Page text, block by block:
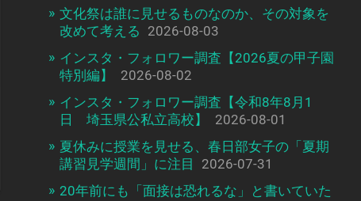
文化祭は誰に見せるものなのか、その対象を
改めて考える 2026-08-03
インスタ・フォロワー調査【2026夏の甲子園
特別編】
2026-08-02
インスタ・フォロワー調査【令和8年8月1
日 埼玉県公私立高校】
2026-08-01
夏休みに授業を見せる、春日部女子の「夏期
講習見学週間」に注目
2026-07-31
20年前にも「面接は恐れるな」と書いていた